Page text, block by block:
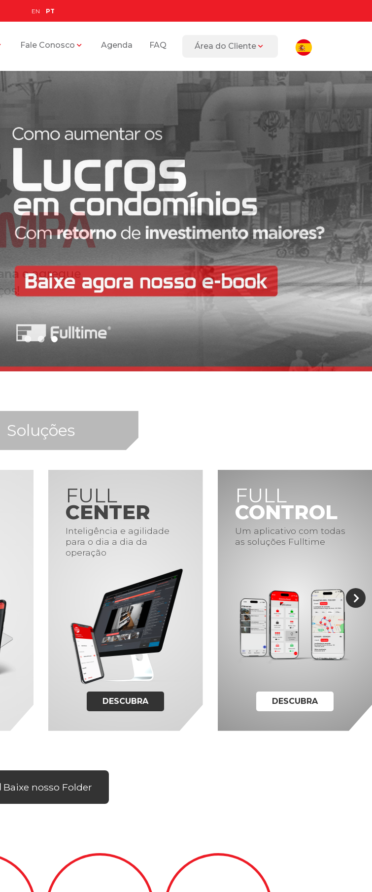
EN PT
Fale Conosco Agenda FAQ Área do Cliente
Soluções
FULL
CENTER
Inteligência e agilidade
para o dia a dia da
operação
DESCUBRA
FULL
CONTROL
Um aplicativo com todas
as soluções Fulltime
DESCUBRA
Baixe nosso Folder